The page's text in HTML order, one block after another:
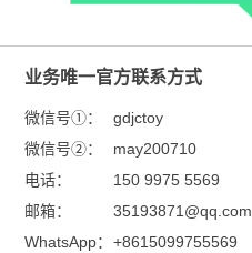
业务唯一官方联系方式
微信号①：
gdjctoy
微信号②：
may200710
电话：
150 9975 5569
邮箱：
35193871@qq.com
WhatsApp： +8615099755569